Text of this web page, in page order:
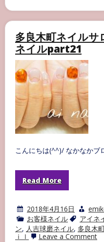
多良木町ネイル
ネイルpart21
こんにちは(^^)/ なかなかブ
Read More
2018年4月16日
お客様ネイル
アイネ
ン, 人吉球磨ネイル, 多良木
ｉｌ
Leave a Commenton